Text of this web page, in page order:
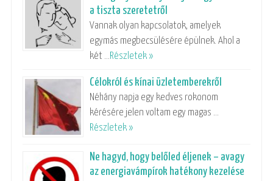
a tiszta szeretetről
Vannak olyan kapcsolatok, amelyek
egymás megbecsülésére épülnek. Ahol a
két …Részletek »
Célokról és kínai üzletemberekről
Néhány napja egy kedves rokonom
kérésére jelen voltam egy magas …
Részletek »
Ne hagyd, hogy belőled éljenek – avagy
az energiavámpírok hatékony kezelése